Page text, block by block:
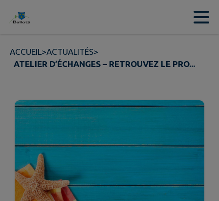
Contenu
ACCUEIL>ACTUALITÉS>
ATELIER D’ÉCHANGES – RETROUVEZ LE PRO...